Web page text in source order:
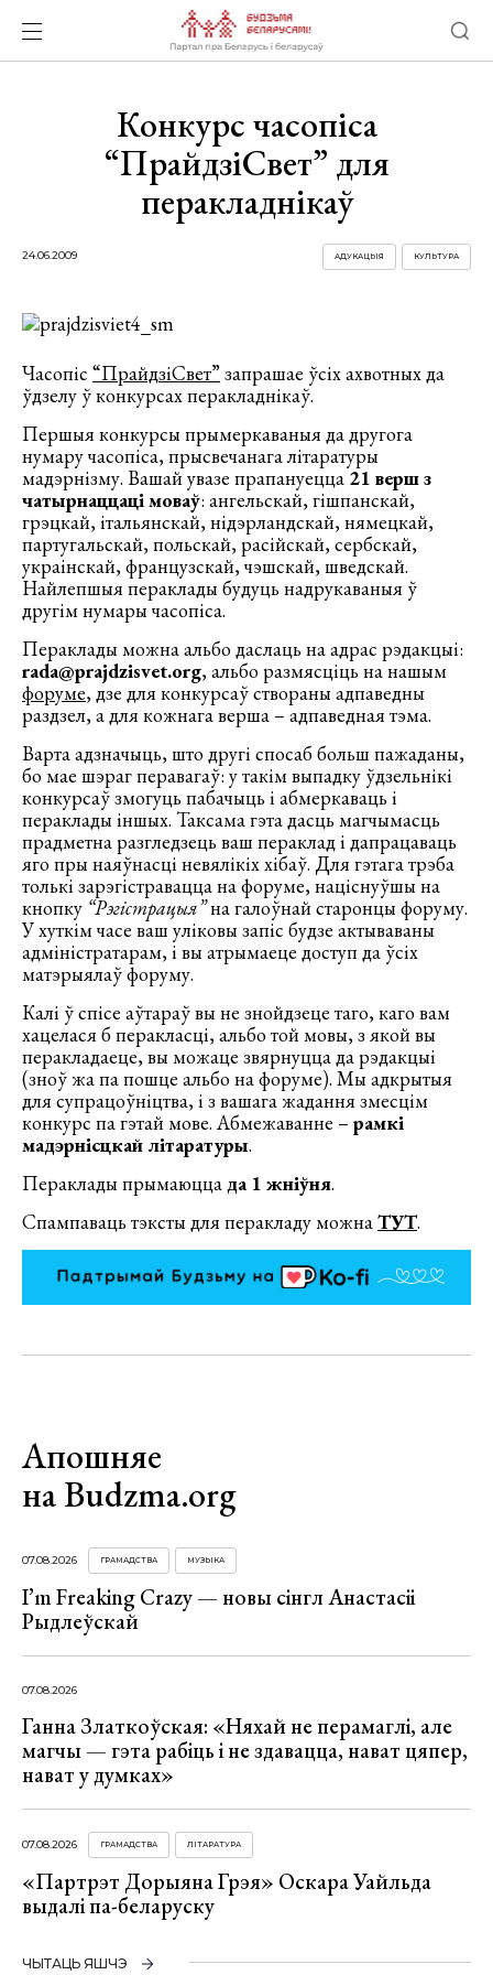
Конкурс часопіса
“ПрайдзіСвет” для
перакладнікаў
24.06.2009 КУЛЬТУРА
АДУКАЦЫЯ
Часопіс “ПрайдзіСвет” запрашае ўсіх ахвотных да
ўдзелу ў конкурсах перакладнікаў.
Першыя конкурсы прымеркаваныя да другога
нумару часопіса, прысвечанага літаратуры
мадэрнізму. Вашай увазе прапануецца 21 верш з
чатырнаццаці моваў: ангельскай, гішпанскай,
грэцкай, італьянскай, нідэрландскай, нямецкай,
партугальскай, польскай, расійскай, сербскай,
украінскай, французскай, чэшскай, шведскай.
Найлепшыя пераклады будуць надрукаваныя ў
другім нумары часопіса.
Пераклады можна альбо даслаць на адрас рэдакцыі:
rada@prajdzisvet.org, альбо размясціць на нашым
форуме, дзе для конкурсаў створаны адпаведны
раздзел, а для кожнага верша – адпаведная тэма.
Варта адзначыць, што другі спосаб больш пажаданы,
бо мае шэраг перавагаў: у такім выпадку ўдзельнікі
конкурсаў змогуць пабачыць і абмеркаваць і
пераклады іншых. Таксама гэта дасць магчымасць
прадметна разгледзець ваш пераклад і дапрацаваць
яго пры наяўнасці невялікіх хібаў. Для гэтага трэба
толькі зарэгістравацца на форуме, націснуўшы на
кнопку “Рэгістрацыя”на галоўнай старонцы форуму.
У хуткім часе ваш уліковы запіс будзе актываваны
адміністратарам, і вы атрымаеце доступ да ўсіх
матэрыялаў форуму.
Калі ў спісе аўтараў вы не знойдзеце таго, каго вам
хацелася б перакласці, альбо той мовы, з якой вы
перакладаеце, вы можаце звярнуцца да рэдакцыі
(зноў жа па пошце альбо на форуме). Мы адкрытыя
для супрацоўніцтва, і з вашага жадання змесцім
конкурс па гэтай мове. Абмежаванне – рамкі
мадэрнісцкай літаратуры.
Пераклады прымаюццада 1 жніўня.
Спампаваць тэксты для перакладу можнаТУТ.
Апошняе
на Budzma.org
07.08.2026 ГРАМАДСТВА МУЗЫКА
I’m Freaking Crazy — новы сінгл Анастасіі
Рыдлеўскай
07.08.2026
Ганна Златкоўская: «Няхай не перамаглі, але
магчы — гэта рабіць і не здавацца, нават цяпер,
нават у думках»
07.08.2026 ГРАМАДСТВА ЛІТАРАТУРА
«Партрэт Дорыяна Грэя» Оскара Уайльда
выдалі па-беларуску
ЧЫТАЦЬ ЯШЧЭ